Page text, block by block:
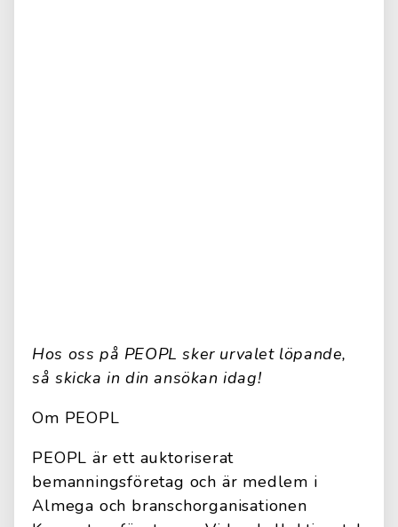
Hos oss på PEOPL sker urvalet löpande,
så skicka in din ansökan idag!
Om PEOPL
PEOPL är ett auktoriserat
bemanningsföretag och är medlem i
Almega och branschorganisationen